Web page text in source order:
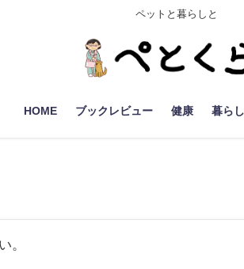
ペットと暮らしと
HOME ブックレビュー 健康 暮らし
。